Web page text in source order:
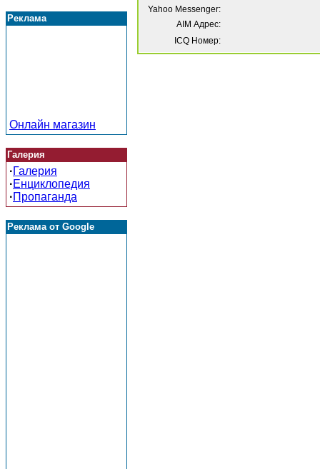
Реклама
Онлайн магазин
Галерия
·Галерия
·Енциклопедия
·Пропаганда
Реклама от Google
Yahoo Messenger:
AIM Адрес:
ICQ Номер: